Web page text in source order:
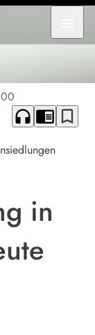
headphones chrome_reader_mode bookmark_border
in